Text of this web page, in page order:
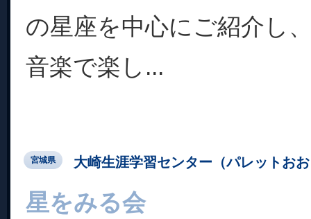
の星座を中心にご紹介し
音楽で楽し...
宮城県 大崎生涯学習センター（パレットお
星をみる会